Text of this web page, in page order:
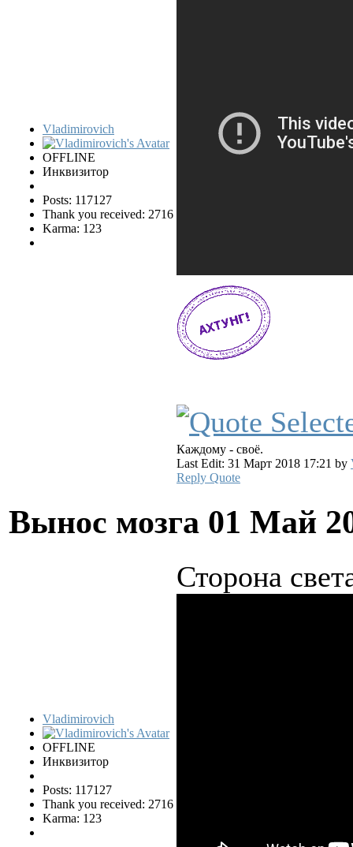
Vladimirovich
OFFLINE
Инквизитор
Posts: 117127
Thank you received: 2716
Karma: 123
Каждому - своё.
Last Edit: 31 Март 2018 17:21 by
Reply Quote
Вынос мозга 01 Май
Vladimirovich
OFFLINE
Инквизитор
Posts: 117127
Thank you received: 2716
Karma: 123
Сторона